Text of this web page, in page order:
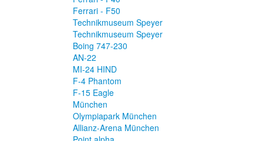
Ferrari - F50
Technikmuseum Speyer
Technikmuseum Speyer
Boing 747-230
AN-22
MI-24 HIND
F-4 Phantom
F-15 Eagle
München
Olympiapark München
Allianz-Arena München